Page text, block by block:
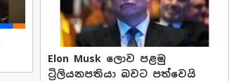
Elon Musk ලොව පළමු
ට්‍රිලියනපතියා බවට පත්වෙයි